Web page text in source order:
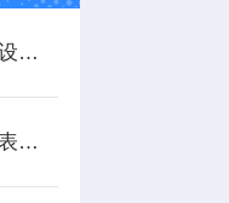
检测蔬菜农药残留的全自动设备哪里有卖，点击咨询天研厂家
食品安全快检实验室设备列表【配置清单】食品安全快检实验室设备